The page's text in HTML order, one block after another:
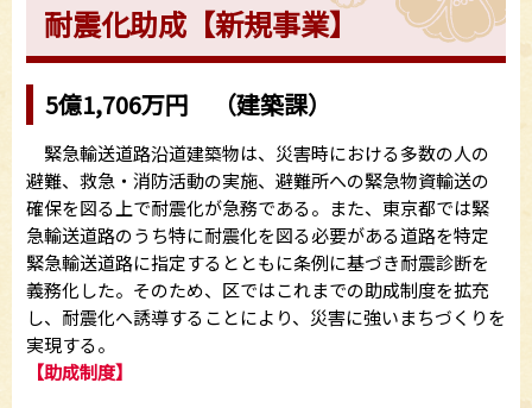
耐震化助成【新規事業】
5億1,706万円 （建築課）
緊急輸送道路沿道建築物は、災害時における多数の人の
避難、救急・消防活動の実施、避難所への緊急物資輸送の
確保を図る上で耐震化が急務である。また、東京都では緊
急輸送道路のうち特に耐震化を図る必要がある道路を特定
緊急輸送道路に指定するとともに条例に基づき耐震診断を
義務化した。そのため、区ではこれまでの助成制度を拡充
し、耐震化へ誘導することにより、災害に強いまちづくりを
実現する。
【助成制度】